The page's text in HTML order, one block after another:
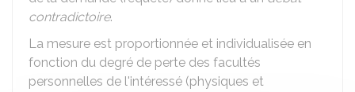
contradictoire.
La mesure est proportionnée et individualisée en
fonction du degré de perte des facultés
personnelles de l'intéressé (physiques et